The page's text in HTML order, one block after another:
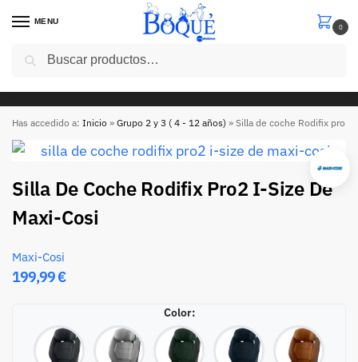
MENU
0
5€ de descuento en tu primera compra con el codigo “
Has accedido a: Inicio » Grupo 2 y 3 ( 4 - 12 años) » Silla de coche Rodifix pro2
Silla De Coche Rodifix Pro2 I-Size De
Maxi-Cosi
Maxi-Cosi
199,99€
Color: